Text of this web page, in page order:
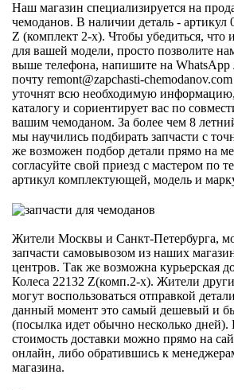
Наш магазин специализируется на
чемоданов. В наличии деталь - артикул
Z (комплект 2-х). Чтобы убедиться, что
для вашей модели, просто позволите
выше телефона, напишите на WhatsApp
почту remont@zapchasti-chemodanov.com
уточнят всю необходимую
каталогу и сориентирует вас по
вашим чемоданом. За более чем 8
мы научились подбирать запчасти с
же возможен подбор детали прямо на
согласуйте свой приезд с мастером по
артикул комплектующей, модель и
Жители Москвы и Санкт-Петербурга,
запчасти самовывозом из наших
центров. Так же возможна курьерская
Колеса 22132 Z(комп.2-х). Жители
могут воспользоваться отправкой
данный момент это самый дешевый и
(посылка идет обычно несколько дней).
стоимость доставки можно прямо на
онлайн, либо обратившись к
магазина.